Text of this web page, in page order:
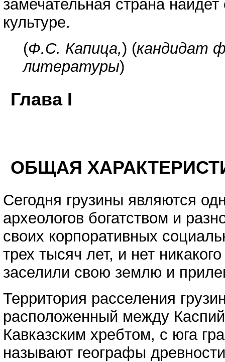
замечательная страна
культуре.
(Ф.С. Капица,) (кандидат
литературы)
Глава I
ОБЩАЯ
Сегодня грузины являются
археологов богатством и
своих корпоративных
трех тысяч лет, и нет
заселили свою землю и
Территория расселения
расположенный между
Кавказским хребтом, с юга
называют географы